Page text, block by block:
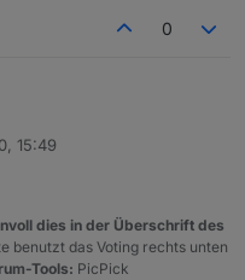
0
die "dezente"
nicht woher die kommt.
15:49
dies in der Überschrift des
benutzt das Voting rechts unten
Tools: PicPick